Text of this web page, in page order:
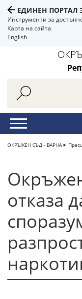
ЕДИНЕН ПОРТАЛ
Инструменти за
Карта на сайта
English
ОКРЪЖЕН СЪД - ВАРНА
отказа